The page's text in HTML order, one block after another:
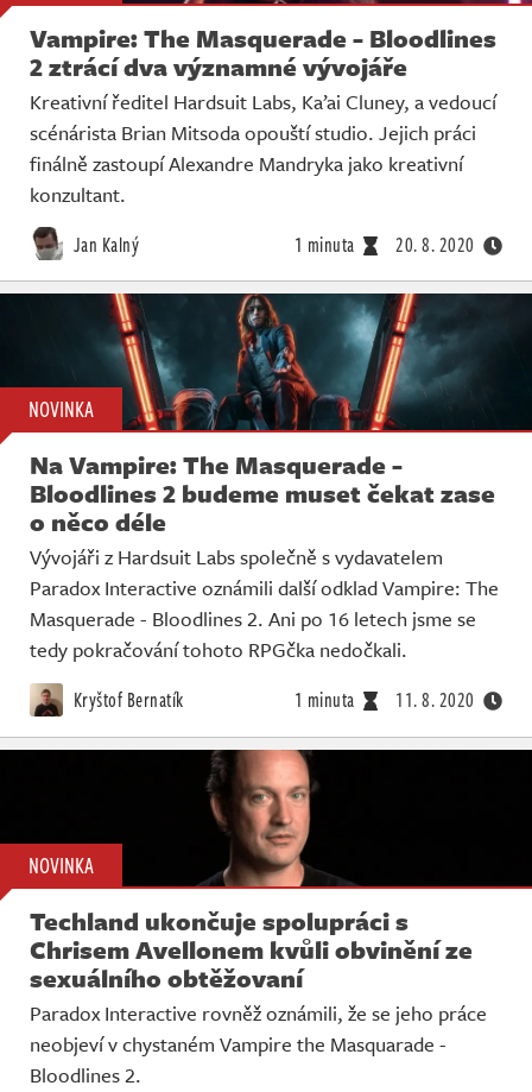
Vampire: The Masquerade - Bloodlines
2 ztrácí dva významné vývojáře
Kreativní ředitel Hardsuit Labs, Ka’ai Cluney, a vedoucí
scénárista Brian Mitsoda opouští studio. Jejich práci
finálně zastoupí Alexandre Mandryka jako kreativní
konzultant.
Jan Kalný 1 minuta 20. 8. 2020
NOVINKA
Na Vampire: The Masquerade -
Bloodlines 2 budeme muset čekat zase
o něco déle
Vývojáři z Hardsuit Labs společně s vydavatelem
Paradox Interactive oznámili další odklad Vampire: The
Masquerade - Bloodlines 2. Ani po 16 letech jsme se
tedy pokračování tohoto RPGčka nedočkali.
Kryštof Bernatík 1 minuta 11. 8. 2020
NOVINKA
Techland ukončuje spolupráci s
Chrisem Avellonem kvůli obvinění ze
sexuálního obtěžovaní
Paradox Interactive rovněž oznámili, že se jeho práce
neobjeví v chystaném Vampire the Masquarade -
Bloodlines 2.